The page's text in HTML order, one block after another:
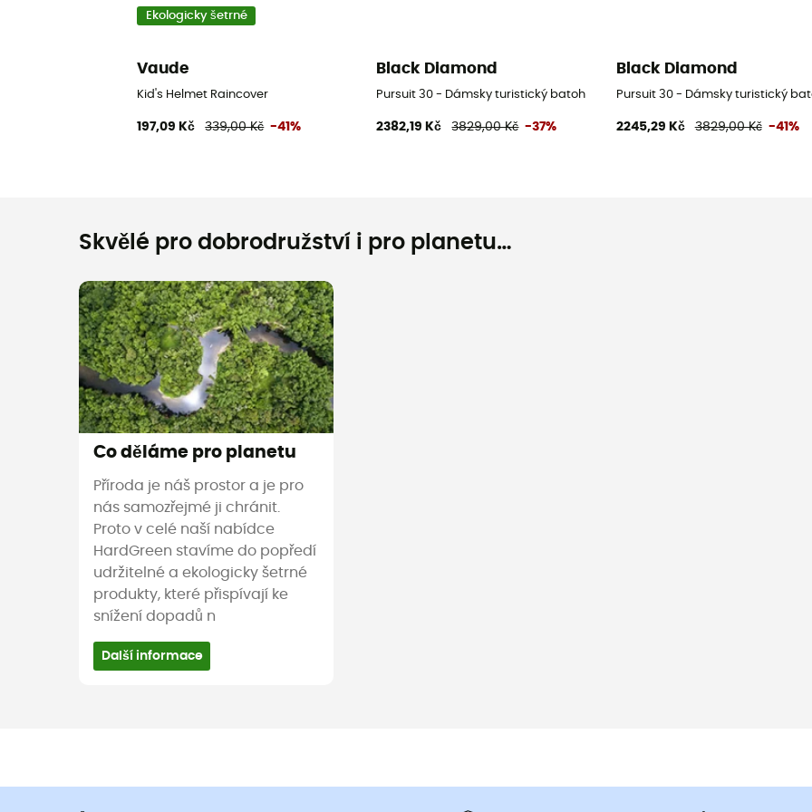
Ekologicky šetrné
Vaude
Kid's Helmet Raincover
197,09 Kč 339,00 Kč -41%
Black Diamond
Pursuit 30 - Dámsky turistický batoh
2382,19 Kč 3829,00 Kč -37%
Black Diamond
Pursuit 30 - Dámsky turistický
2245,29 Kč 3829,00 Kč -41%
Skvělé pro dobrodružství i pro planetu…
Co děláme pro planetu
Příroda je náš prostor a je pro
nás samozřejmé ji chránit.
Proto v celé naší nabídce
HardGreen stavíme do popředí
udržitelné a ekologicky šetrné
produkty, které přispívají ke
snížení dopadů n
Další informace